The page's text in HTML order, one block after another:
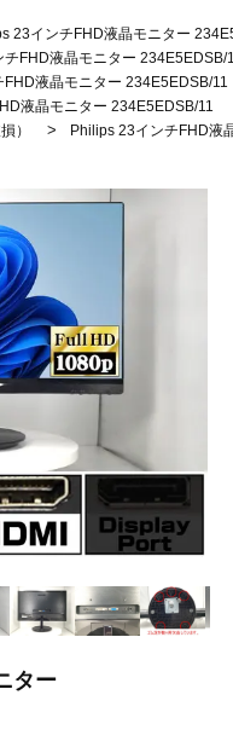
23インチFHD液晶モニター
チFHD液晶モニター 234E5EDSB/
液晶モニター 234E5EDSB/11
液晶モニター 234E5EDSB/11
） > Philips 23インチFHD液
ター